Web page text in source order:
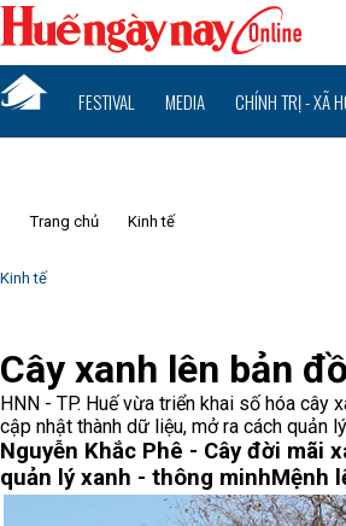
FESTIVAL MEDIA CHÍNH TRỊ - XÃ
Trang chủ Kinh tế
Kinh tế
Cây xanh lên bản
HNN - TP. Huế vừa triển khai số hóa
cập nhật thành dữ liệu, mở ra cách quản
Nguyễn Khắc Phê - Cây đời mãi
quản lý xanh - thông minhMệnh